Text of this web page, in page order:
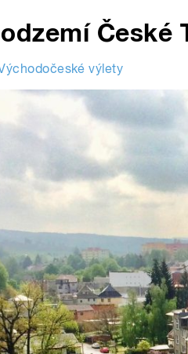
České
výlety